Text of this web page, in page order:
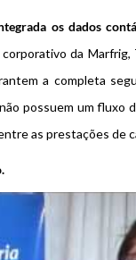
os dados
da Marfrig,
a completa
possuem um fluxo
as prestações de